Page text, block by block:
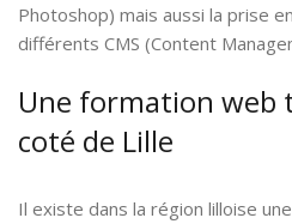
Photoshop) mais aussi la prise
différents CMS (Content
Une formation web
coté de Lille
Il existe dans la région lilloise